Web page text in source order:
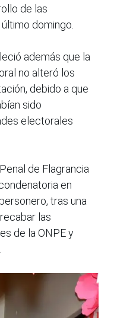
de las
domingo.
además que la
no alteró los
debido a que
sido
electorales
de Flagrancia
en
tras una
las
de la ONPE y